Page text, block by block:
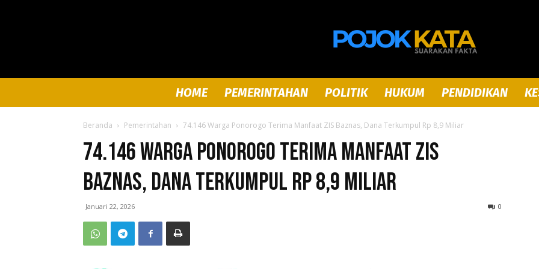
Pojok
HOME PEMERINTAHAN POLITIK HUKUM PENDIDIKAN
Beranda Pemerintahan 74.146 Warga Ponorogo Terima Manfaat ZIS Baznas, Dana Terkumpul Rp 8,9 Miliar
74.146 Warga Ponorogo Terima Manfaat ZIS
Baznas, Dana Terkumpul Rp 8,9 Miliar
Januari 22, 2026 0